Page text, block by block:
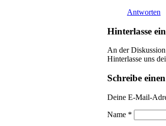
Antworten
Hinterlasse
An der
Hinterlasse uns
Schreibe
Deine E-Mail-
Name *